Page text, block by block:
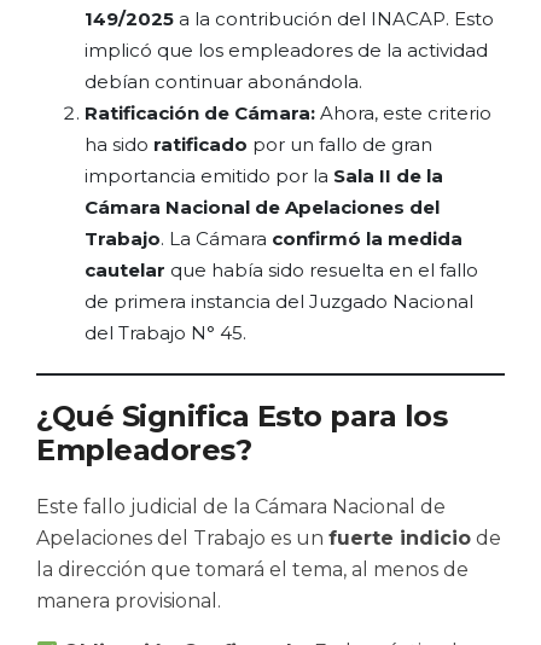
149/2025 a la contribución del INACAP. Esto
implicó que los empleadores de la actividad
debían continuar abonándola.
Ratificación de Cámara: Ahora, este criterio
ha sido ratificado por un fallo de gran
importancia emitido por la Sala II de la
Cámara Nacional de Apelaciones del
Trabajo. La Cámara confirmó la medida
cautelar que había sido resuelta en el fallo
de primera instancia del Juzgado Nacional
del Trabajo N° 45.
¿Qué Significa Esto para los
Empleadores?
Este fallo judicial de la Cámara Nacional de
Apelaciones del Trabajo es un fuerte indicio de
la dirección que tomará el tema, al menos de
manera provisional.